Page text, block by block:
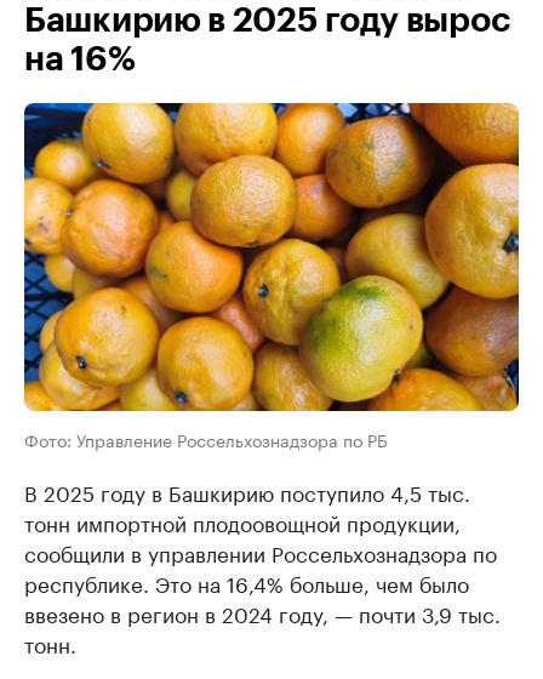
Башкирию в 2025 году вырос
на 16%
Фото: Управление Россельхознадзора по РБ
В 2025 году в Башкирию поступило 4,5 тыс.
тонн импортной плодоовощной продукции,
сообщили в управлении Россельхознадзора по
республике. Это на 16,4% больше, чем было
ввезено в регион в 2024 году, — почти 3,9 тыс.
тонн.